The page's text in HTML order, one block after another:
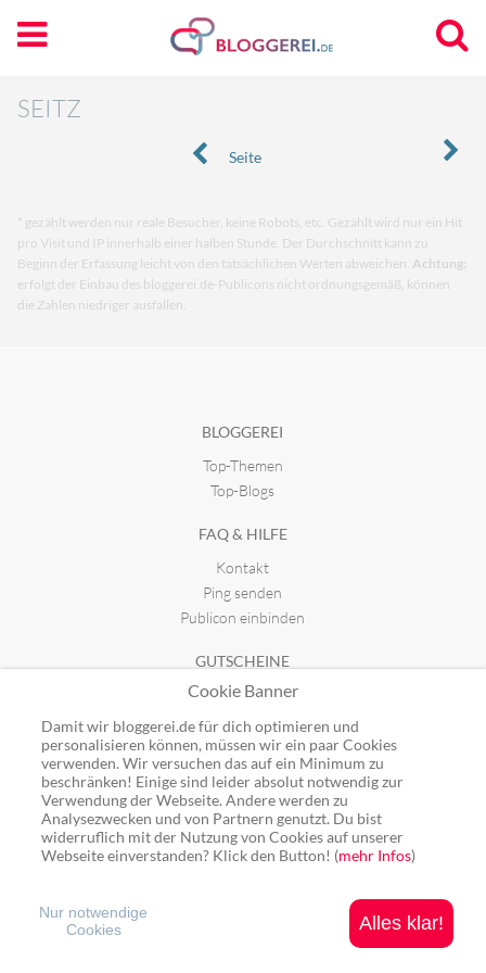
SEITZ
Seite
* gezählt werden nur reale Besucher, keine Robots, etc. Gezählt wird nur ein Hit
pro Visit und IP innerhalb einer halben Stunde. Der Durchschnitt kann zu
Beginn der Erfassung leicht von den tatsächlichen Werten abweichen. Achtung:
erfolgt der Einbau des bloggerei.de-Publicons nicht ordnungsgemäß, können
die Zahlen niedriger ausfallen.
BLOGGEREI
Top-Themen
Top-Blogs
FAQ & HILFE
Kontakt
Ping senden
Publicon einbinden
GUTSCHEINE
Top-Gutscheine
Alle Shops
Ping: http://rpc.bloggerei.de/ping/ (*nur für angemeldete Blogs)
Blogverzeichnis Bloggerei.de © 2006 - 2026
Cookie Banner
Damit wir bloggerei.de für dich optimieren und
personalisieren können, müssen wir ein paar Cookies
verwenden. Wir versuchen das auf ein Minimum zu
beschränken! Einige sind leider absolut notwendig zur
Verwendung der Webseite. Andere werden zu
Analysezwecken und von Partnern genutzt. Du bist
widerruflich mit der Nutzung von Cookies auf unserer
Webseite einverstanden? Klick den Button! (mehr Infos)
Alles klar!
Nur notwendige
Cookies